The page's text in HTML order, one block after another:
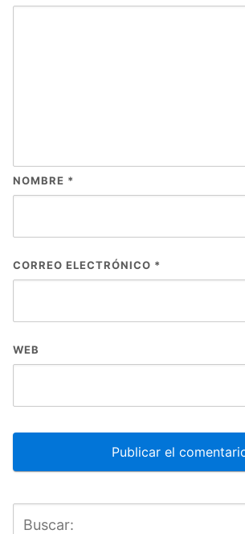
NOMBRE *
CORREO ELECTRÓNICO *
WEB